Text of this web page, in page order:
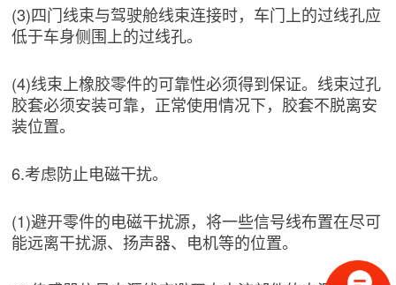
(3)四门线束与驾驶舱线束连接时，车门上的过线孔应
低于车身侧围上的过线孔。
(4)线束上橡胶零件的可靠性必须得到保证。线束过孔
胶套必须安装可靠，正常使用情况下，胶套不脱离安
装位置。
6.考虑防止电磁干扰。
(1)避开零件的电磁干扰源，将一些信号线布置在尽可
能远离干扰源、扬声器、电机等的位置。